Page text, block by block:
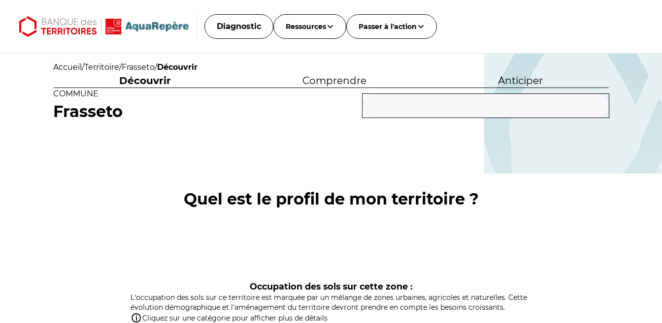
Diagnostic Ressources Passer à l'action
Accueil /Territoire/Frasseto/Découvrir
Découvrir Comprendre Anticiper
COMMUNE
Frasseto
Quel est le profil de mon territoire ?
Occupation des sols sur cette zone :
L'occupation des sols sur ce territoire est marquée par un mélange de zones urbaines, agricoles et naturelles. Cette
évolution démographique et l'aménagement du territoire devront prendre en compte les besoins croissants.
Cliquez sur une catégorie pour afficher plus de détails